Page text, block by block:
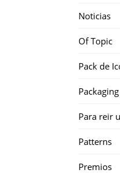
Noticias
Of Topic
Pack de
Packaging
Para reir
Patterns
Premios